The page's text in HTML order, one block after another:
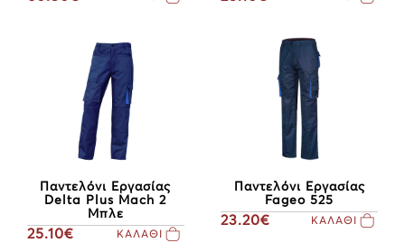
Παντελόνι Εργασίας
Delta Plus Mach 2
Μπλε
25.10€ ΚΑΛΑΘΙ
Παντελόνι Εργασίας
Fageo 525
23.20€ ΚΑΛΑΘΙ